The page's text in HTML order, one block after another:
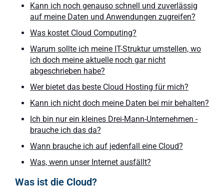
Kann ich noch genauso schnell und zuverlässig
auf meine Daten und Anwendungen zugreifen?
Was kostet Cloud Computing?
Warum sollte ich meine IT-Struktur umstellen, wo
ich doch meine aktuelle noch gar nicht
abgeschrieben habe?
Wer bietet das beste Cloud Hosting für mich?
Kann ich nicht doch meine Daten bei mir behalten?
Ich bin nur ein kleines Drei-Mann-Unternehmen -
brauche ich das da?
Wann brauche ich auf jedenfall eine Cloud?
Was, wenn unser Internet ausfällt?
Was ist die Cloud?